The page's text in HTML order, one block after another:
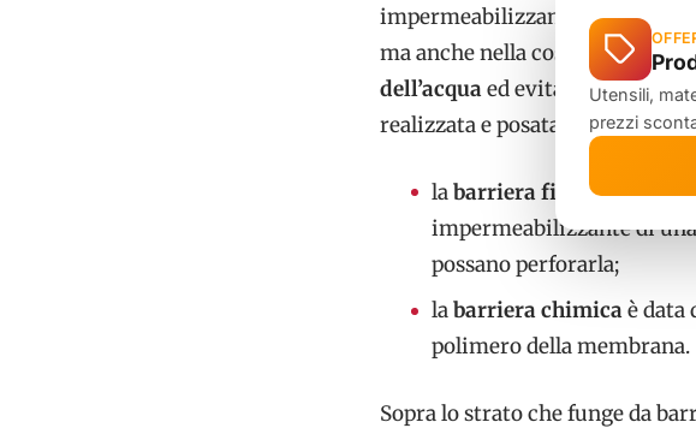
impermeabilizzanti, che
ma anche nella costituzione di
dell’acquaed evitano pericolosi
realizzata e posata due tipi di
labarriera fisicaprevede
impermeabilizzante di
possano perforarla;
labarriera chimicaè data
polimero della membrana.
Sopra lo strato che funge da
Utensili,
prezzi